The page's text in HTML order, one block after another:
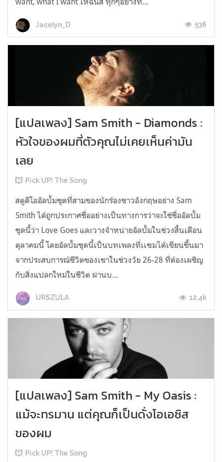
Jacelyn_D 536
[แปลเพลง] Sam Smith - Diamonds :
หัวใจของผมที่ตัวคุณไม่เคยเห็นค่ามัน
เลย
Pick UP! The Song
สตูดิโออัลบั้มชุดที่สามของนักร้องชาวอังกฤษอย่าง Sam
Smith ได้ถูกประกาศชื่ออย่างเป็นทางการว่าจะใช้ชื่ออัลบั้ม
ชุดนี้ว่า Love Goes และวางจำหน่ายอัลบั้มในช่วงสิ้นเดือน
ตุลาคมนี้ โดยอัลบั้มชุดนี้เป็นบทเพลงที่เเซมได้เขียนขึ้นมา
จากประสบการณ์ชีวิตของเขาในช่วงวัย 26-28 ที่ต้องเผชิญ
กับสิ่งแปลกใหม่ในชีวิต ผ่านบ...
URSZULA 12.4k
[แปลเพลง] Sam Smith - My Oasis :
แม้จะทรมาน แต่คุณก็เป็นดั่งโอเอซิส
ของผม
Pick UP! The Song